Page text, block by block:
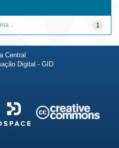
1
Central
Digital - GID